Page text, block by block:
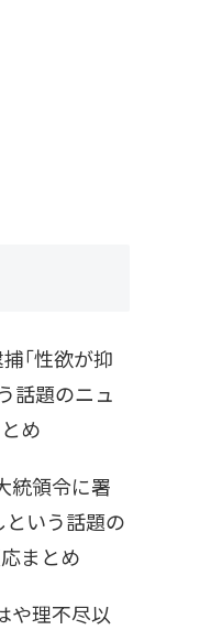
｢性欲が抑
話題のニュ
め
統領令に署
いう話題の
まとめ
や理不尽以